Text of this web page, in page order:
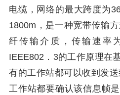
电缆，网络的最大跨度为
1800m，是一种宽带传输
纤传输介质，传输速率
IEEE802．3的工作原理在
有的工作站都可以收到发
工作站都要确认该信息帧